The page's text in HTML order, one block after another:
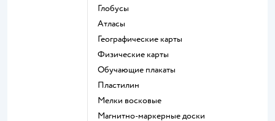
Глобусы
Атласы
Географические карты
Физические карты
Обучающие плакаты
Пластилин
Мелки восковые
Магнитно-маркерные доски